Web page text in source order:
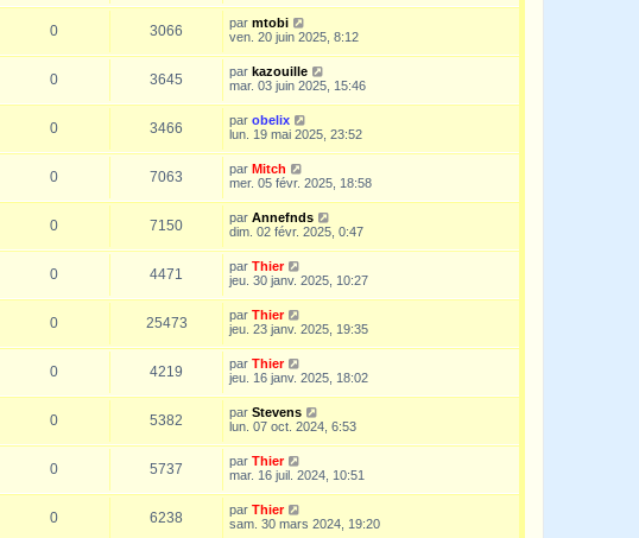
0 3066 par mtobi
ven. 20 juin 2025, 8:12
0 3645 par kazouille
mar. 03 juin 2025, 15:46
0 3466 par obelix
lun. 19 mai 2025, 23:52
0 7063 par Mitch
mer. 05 févr. 2025, 18:58
0 7150 par Annefnds
dim. 02 févr. 2025, 0:47
0 4471 par Thier
jeu. 30 janv. 2025, 10:27
0 25473 par Thier
jeu. 23 janv. 2025, 19:35
0 4219 par Thier
jeu. 16 janv. 2025, 18:02
0 5382 par Stevens
lun. 07 oct. 2024, 6:53
0 5737 par Thier
mar. 16 juil. 2024, 10:51
0 6238 par Thier
sam. 30 mars 2024, 19:20